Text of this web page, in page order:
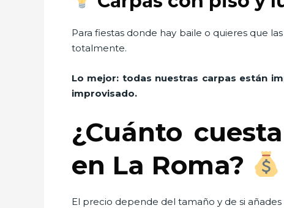
Para fiestas donde hay baile o quieres que
totalmente.
Lo mejor: todas nuestras carpas están
improvisado.
¿Cuánto
en La Roma?
El precio depende del tamaño y de si